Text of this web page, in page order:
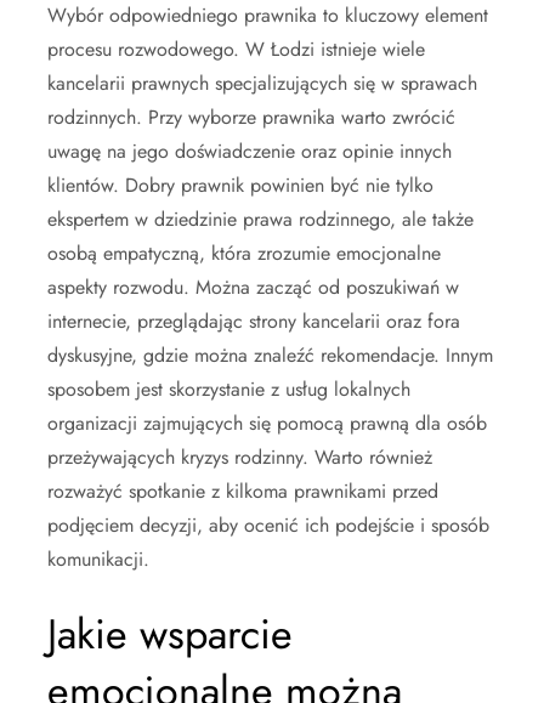
Wybór odpowiedniego prawnika to kluczowy element
procesu rozwodowego. W Łodzi istnieje wiele
kancelarii prawnych specjalizujących się w sprawach
rodzinnych. Przy wyborze prawnika warto zwrócić
uwagę na jego doświadczenie oraz opinie innych
klientów. Dobry prawnik powinien być nie tylko
ekspertem w dziedzinie prawa rodzinnego, ale także
osobą empatyczną, która zrozumie emocjonalne
aspekty rozwodu. Można zacząć od poszukiwań w
internecie, przeglądając strony kancelarii oraz fora
dyskusyjne, gdzie można znaleźć rekomendacje. Innym
sposobem jest skorzystanie z usług lokalnych
organizacji zajmujących się pomocą prawną dla osób
przeżywających kryzys rodzinny. Warto również
rozważyć spotkanie z kilkoma prawnikami przed
podjęciem decyzji, aby ocenić ich podejście i sposób
komunikacji.
Jakie wsparcie